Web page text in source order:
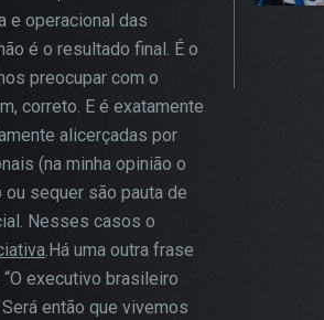
e operacional das
é o resultado final. É o
preocupar com o
correto. E é exatamente
alicerçadas por
(na minha opinião o
sequer são pauta de
Nesses casos o
.Há uma outra frase
executivo brasileiro
então que vivemos